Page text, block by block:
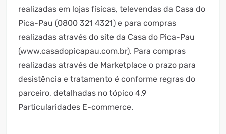
realizadas em lojas físicas, televendas da Casa do
Pica-Pau (0800 321 4321) e para compras
realizadas através do site da Casa do Pica-Pau
(www.casadopicapau.com.br). Para compras
realizadas através de Marketplace o prazo para
desistência e tratamento é conforme regras do
parceiro, detalhadas no tópico 4.9
Particularidades E-commerce.